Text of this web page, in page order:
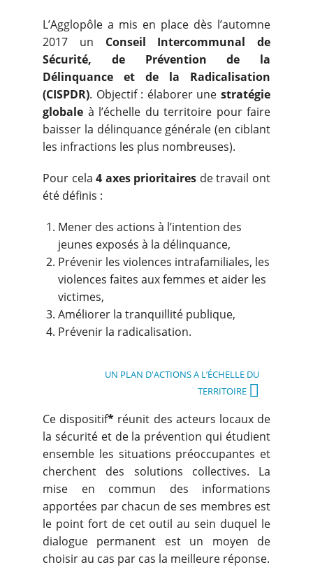
L’Agglopôle a mis en place dès l’automne
2017 un Conseil Intercommunal de
Sécurité, de Prévention de la
Délinquance et de la Radicalisation
(CISPDR). Objectif : élaborer une stratégie
globale à l’échelle du territoire pour faire
baisser la délinquance générale (en ciblant
les infractions les plus nombreuses).
Pour cela4 axes prioritaires de travail ont
été définis :
Mener des actions à l’intention des
jeunes exposés à la délinquance,
Prévenir les violences intrafamiliales, les
violences faites aux femmes et aider les
victimes,
Améliorer la tranquillité publique,
Prévenir la radicalisation.
UN PLAN D'ACTIONS A L’ÉCHELLE DU
TERRITOIRE
Ce dispositif* réunit des acteurs locaux de
la sécurité et de la prévention qui étudient
ensemble les situations préoccupantes et
cherchent des solutions collectives. La
mise en commun des informations
apportées par chacun de ses membres est
le point fort de cet outil au sein duquel le
dialogue permanent est un moyen de
choisir au cas par cas la meilleure réponse.